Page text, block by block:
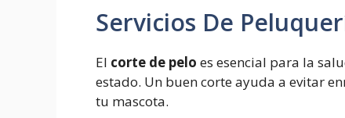
Servicios De
El corte de pelo es esencial para la
estado. Un buen corte ayuda a evitar
tu mascota.